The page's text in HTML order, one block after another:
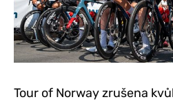
Tour of Norway zrušena